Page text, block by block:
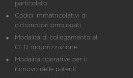
particolato
Codici immatricolativi di
ciclomotori omologati
Modalità di collegamento al
CED motorizzazione
Modalità operative per il
rinnovo delle patenti